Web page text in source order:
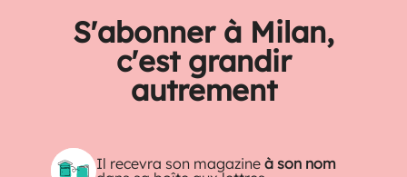
S'abonner à Milan,
c'est grandir
autrement
Il recevra son magazineà son nom